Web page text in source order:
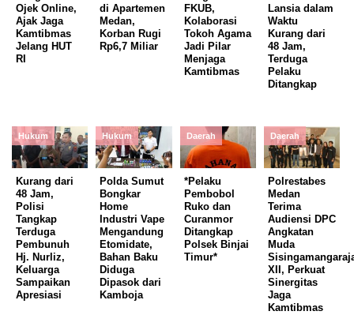
Ojek Online,
Ajak Jaga
Kamtibmas
Jelang HUT
RI
di Apartemen
Medan,
Korban Rugi
Rp6,7 Miliar
FKUB,
Kolaborasi
Tokoh Agama
Jadi Pilar
Menjaga
Kamtibmas
Lansia dalam
Waktu
Kurang dari
48 Jam,
Terduga
Pelaku
Ditangkap
Hukum
Kurang dari
48 Jam,
Polisi
Tangkap
Terduga
Pembunuh
Hj. Nurliz,
Keluarga
Sampaikan
Apresiasi
Hukum
Polda Sumut
Bongkar
Home
Industri Vape
Mengandung
Etomidate,
Bahan Baku
Diduga
Dipasok dari
Kamboja
Daerah
*Pelaku
Pembobol
Ruko dan
Curanmor
Ditangkap
Polsek Binjai
Timur*
Daerah
Polrestabes
Medan
Terima
Audiensi DPC
Angkatan
Muda
XII, Perkuat
Sinergitas
Jaga
Kamtibmas